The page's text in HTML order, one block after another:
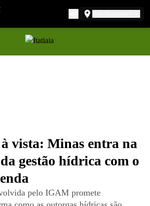
vista: Minas entra na
gestão hídrica com o
pelo IGAM promete